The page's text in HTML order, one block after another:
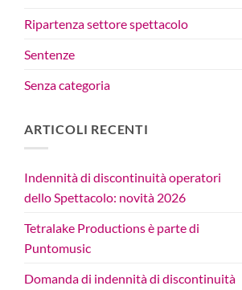
Ripartenza settore spettacolo
Sentenze
Senza categoria
ARTICOLI RECENTI
Indennità di discontinuità operatori
dello Spettacolo: novità 2026
Tetralake Productions è parte di
Puntomusic
Domanda di indennità di discontinuità